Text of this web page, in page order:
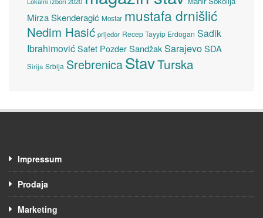
Mirza Skenderagić Mostar mustafa drnišlić
Nedim Hasić prijedor Recep Tayyip Erdogan Sadik
Ibrahimović Safet Pozder SandžakSarajevoSDA
Sirija Srbija SrebrenicaStavTurska
Impressum
Prodaja
Marketing